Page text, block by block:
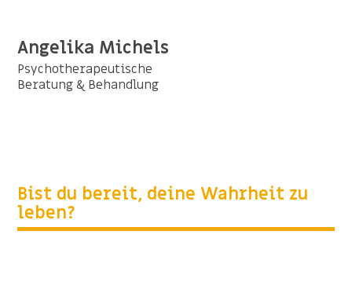
Angelika Michels
Psychotherapeutische
Beratung & Behandlung
Bist du bereit, deine Wahrheit zu
leben?